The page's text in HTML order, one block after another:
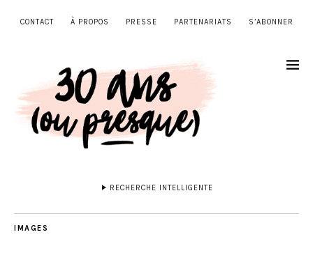
CONTACT À PROPOS PRESSE PARTENARIATS S’ABONNER
RECHERCHE INTELLIGENTE
IMAGES